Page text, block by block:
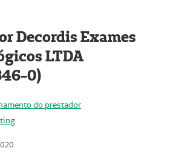
Decordis Exames
LTDA
0)
do prestador